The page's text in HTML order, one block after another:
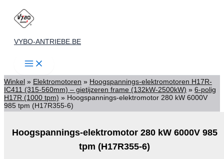
Spring
naar
VYBO-ANTRIEBE.BE
Winkel » Elektromotoren » Hoogspannings-elektromotoren H17R-
IC411 (315-560mm) – gietijzeren frame (132kW-2500kW) » 6-polig
H17R (1000 tpm) » Hoogspannings-elektromotor 280 kW 6000V
985 tpm (H17R355-6)
Hoogspannings-elektromotor 280 kW 6000V 985
tpm (H17R355-6)